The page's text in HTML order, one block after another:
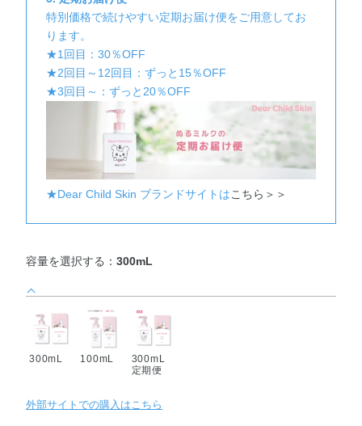
特別価格で続けやすい定期お届け便をご用意してお
ります。
★1回目：30％OFF
★2回目～12回目：ずっと15％OFF
★3回目～：ずっと20％OFF
★Dear Child Skin ブランドサイトはこちら＞＞
容量を選択する：300mL
300mL 100mL
300mL
定期便
外部サイトでの購入はこちら